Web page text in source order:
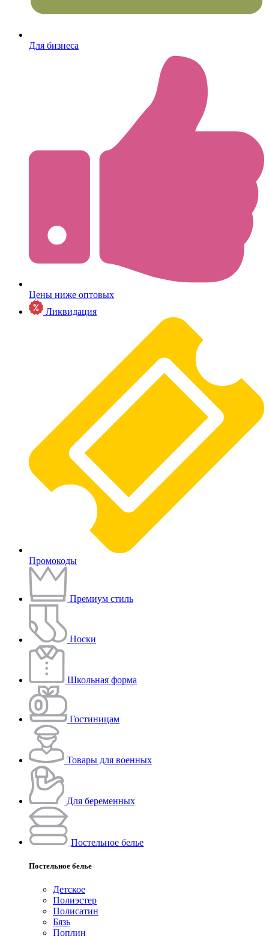
Для бизнеса
Цены ниже оптовых
Ликвидация
Промокоды
Премиум стиль
Носки
Школьная форма
Гостиницам
Товары для военных
Для беременных
Постельное белье
Постельное белье
Детское
Полиэстeр
Полисатин
Бязь
Поплин